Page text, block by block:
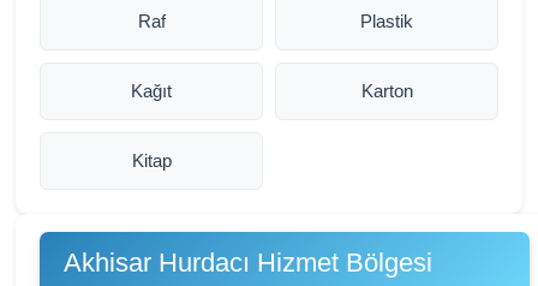
Raf Plastik
Kağıt Karton
Kitap
Akhisar Hurdacı Hizmet Bölgesi